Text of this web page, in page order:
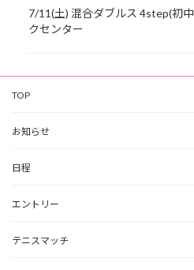
7/11(土) 混合ダブルス 4step(初
クセンター
TOP
お知らせ
日程
エントリー
テニスマッチ